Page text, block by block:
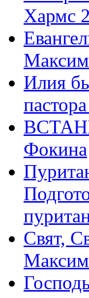
Хармс
Илия
Фокина
Свят,